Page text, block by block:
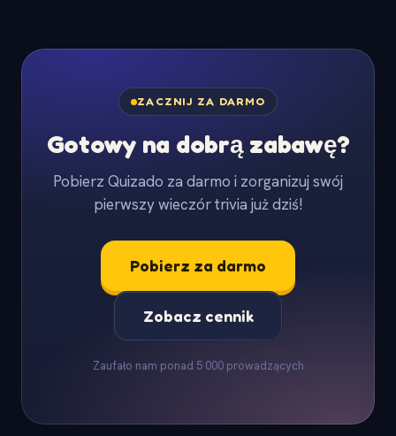
ZACZNIJ ZA DARMO
Gotowy na dobrą zabawę?
Pobierz Quizado za darmo i zorganizuj swój
pierwszy wieczór trivia już dziś!
Pobierz za darmo
Zobacz cennik
Zaufało nam ponad 5 000 prowadzących